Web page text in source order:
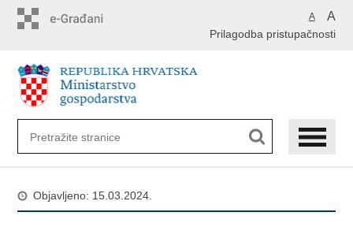
A A
Prilagodba pristupačnosti
Objavljeno: 15.03.2024.